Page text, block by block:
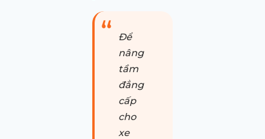
Để
nâng
tầm
đẳng
cấp
cho
xe